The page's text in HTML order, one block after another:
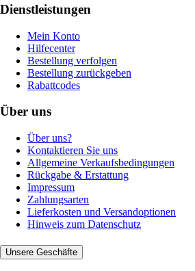
Dienstleistungen
Mein Konto
Hilfecenter
Bestellung verfolgen
Bestellung zurückgeben
Rabattcodes
Über uns
Über uns?
Kontaktieren Sie uns
Allgemeine Verkaufsbedingungen
Rückgabe & Erstattung
Impressum
Zahlungsarten
Lieferkosten und Versandoptionen
Hinweis zum Datenschutz
Unsere Geschäfte